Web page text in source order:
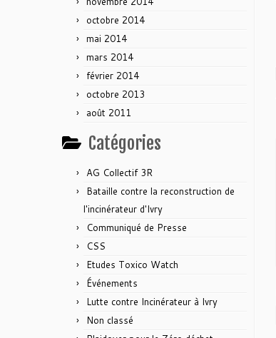
octobre 2014
mai 2014
mars 2014
février 2014
octobre 2013
août 2011
Catégories
AG Collectif 3R
Bataille contre la reconstruction de
l'incinérateur d'Ivry
Communiqué de Presse
CSS
Etudes Toxico Watch
Événements
Lutte contre Incinérateur à Ivry
Non classé